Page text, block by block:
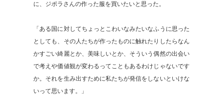
に、ジポラさんの作った服を買いたいと思った。
「ある国に対してちょっとこわいなみたいなふうに思った
としても、その人たちが作ったものに触れたりしたらなん
かすごい綺麗とか、美味しいとか、そういう偶然の出会い
で考えや価値観が変わるってこともあるわけじゃないです
か。それを生み出すために私たちが発信をしないといけな
いって思います。」